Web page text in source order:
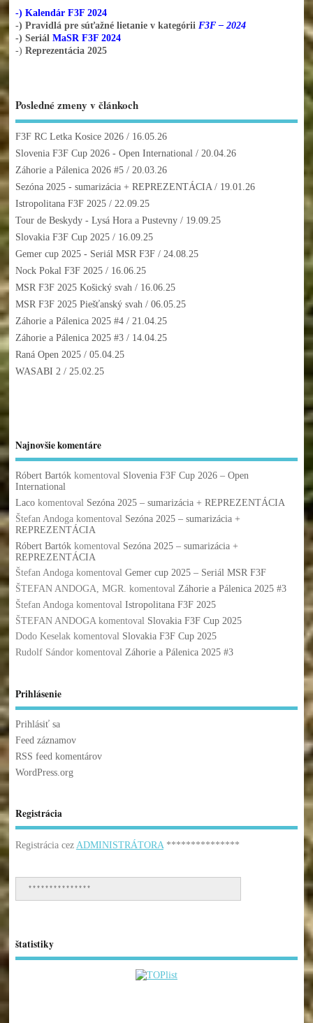
-) Kalendár F3F 2024
-) Pravidlá pre súťažné lietanie v kategórii F3F – 2024
-) Seriál MaSR F3F 2024
-) Reprezentácia 2025
Posledné zmeny v článkoch
F3F RC Letka Kosice 2026/ 16.05.26
Slovenia F3F Cup 2026 - Open International / 20.04.26
Záhorie a Pálenica 2026 #5/ 20.03.26
Sezóna 2025 - sumarizácia + REPREZENTÁCIA/ 19.01.26
Istropolitana F3F 2025/ 22.09.25
Tour de Beskydy - Lysá Hora a Pustevny/ 19.09.25
Slovakia F3F Cup 2025/ 16.09.25
Gemer cup 2025 - Seriál MSR F3F/ 24.08.25
Nock Pokal F3F 2025/ 16.06.25
MSR F3F 2025 Košický svah / 16.06.25
MSR F3F 2025 Piešťanský svah / 06.05.25
Záhorie a Pálenica 2025 #4/ 21.04.25
Záhorie a Pálenica 2025 #3/ 14.04.25
Raná Open 2025/ 05.04.25
WASABI 2 / 25.02.25
Najnovšie komentáre
Róbert Bartókkomentoval Slovenia F3F Cup 2026 – Open
International
Lacokomentoval Sezóna 2025 – sumarizácia + REPREZENTÁCIA
Štefan Andogakomentoval Sezóna 2025 – sumarizácia +
REPREZENTÁCIA
Róbert Bartókkomentoval Sezóna 2025 – sumarizácia +
REPREZENTÁCIA
Štefan Andogakomentoval Gemer cup 2025 – Seriál MSR F3F
ŠTEFAN ANDOGA, MGR. komentoval Záhorie a Pálenica 2025 #3
Štefan Andogakomentoval Istropolitana F3F 2025
ŠTEFAN ANDOGAkomentoval Slovakia F3F Cup 2025
Dodo Keselakkomentoval Slovakia F3F Cup 2025
Rudolf Sándorkomentoval Záhorie a Pálenica 2025 #3
Prihlásenie
Prihlásiť sa
Feed záznamov
RSS feed komentárov
WordPress.org
Registrácia
Registrácia cez ADMINISTRÁTORA***************
***************
štatistiky